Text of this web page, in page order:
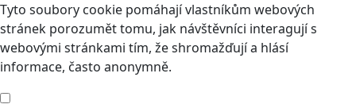
Tyto soubory cookie pomáhají vlastníkům webových
stránek porozumět tomu, jak návštěvníci interagují s
webovými stránkami tím, že shromažďují a hlásí
informace, často anonymně.